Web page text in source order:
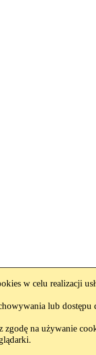
w celu realizacji
lub
zgodę na używanie